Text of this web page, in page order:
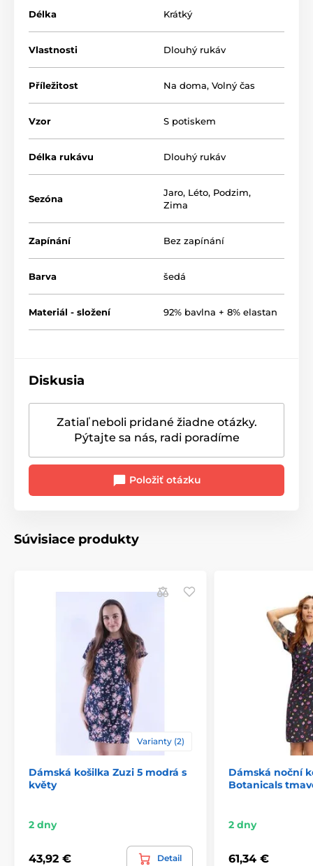
Produkt je zaradený v kategóriách
Délka Krátký
Vlastnosti Dlouhý rukáv
Příležitost Na doma, Volný čas
Vzor S potiskem
Délka rukávu Dlouhý rukáv
Sezóna
Jaro, Léto, Podzim,
Zima
Zapínání Bez zapínání
Barva šedá
Materiál - složení 92% bavlna + 8% elastan
Diskusia
Zatiaľ neboli pridané žiadne otázky.
Pýtajte sa nás, radi poradíme
Položiť otázku
Súvisiace produkty
Varianty (2)
Dámská košilka Zuzi 5 modrá s
květy
2 dny
43,92 € Detail
Dámská noční
Botanicals
2 dny
61,34 €